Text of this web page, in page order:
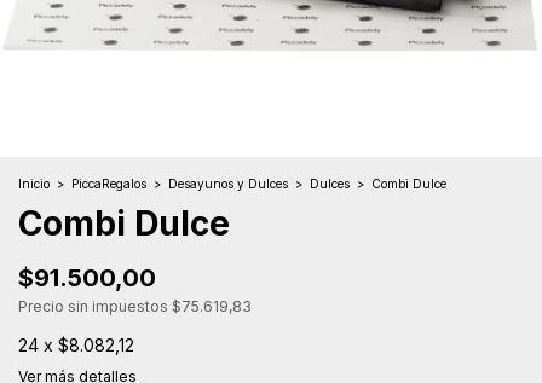
Inicio > PiccaRegalos > Desayunos y Dulces > Dulces > Combi Dulce
Combi Dulce
$91.500,00
Precio sin impuestos $75.619,83
24 x $8.082,12
Ver más detalles